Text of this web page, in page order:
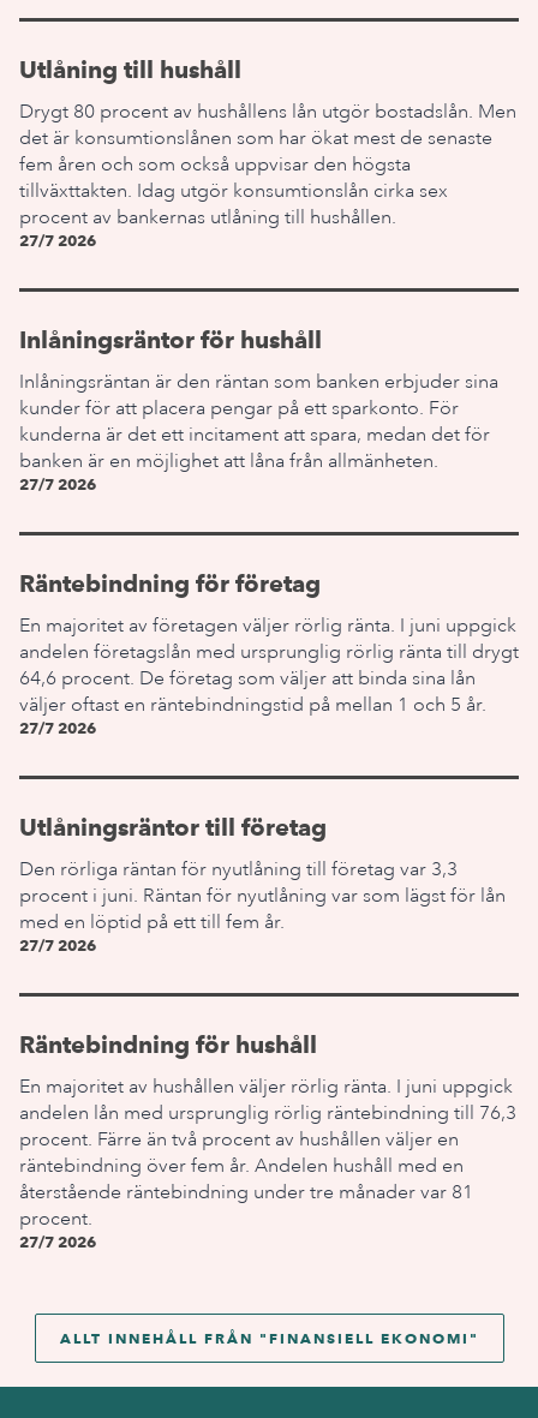
Utlåning till hushåll
Drygt 80 procent av hushållens lån utgör bostadslån. Men
det är konsumtionslånen som har ökat mest de senaste
fem åren och som också uppvisar den högsta
tillväxttakten. Idag utgör konsumtionslån cirka sex
procent av bankernas utlåning till hushållen.
27/7 2026
Inlåningsräntor för hushåll
Inlåningsräntan är den räntan som banken erbjuder sina
kunder för att placera pengar på ett sparkonto. För
kunderna är det ett incitament att spara, medan det för
banken är en möjlighet att låna från allmänheten.
27/7 2026
Räntebindning för företag
En majoritet av företagen väljer rörlig ränta. I juni uppgick
andelen företagslån med ursprunglig rörlig ränta till drygt
64,6 procent. De företag som väljer att binda sina lån
väljer oftast en räntebindningstid på mellan 1 och 5 år.
27/7 2026
Utlåningsräntor till företag
Den rörliga räntan för nyutlåning till företag var 3,3
procent i juni. Räntan för nyutlåning var som lägst för lån
med en löptid på ett till fem år.
27/7 2026
Räntebindning för hushåll
En majoritet av hushållen väljer rörlig ränta. I juni uppgick
andelen lån med ursprunglig rörlig räntebindning till 76,3
procent. Färre än två procent av hushållen väljer en
räntebindning över fem år. Andelen hushåll med en
återstående räntebindning under tre månader var 81
procent.
27/7 2026
ALLT INNEHÅLL FRÅN " FINANSIELL EKONOMI "